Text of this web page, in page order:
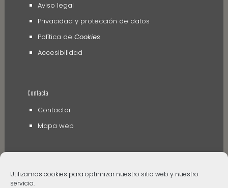
Utilizamos cookies para optimizar nuestro sitio web y nuestro
servicio.
Aviso legal
Privacidad y protección de datos
Política de Cookies
Accesibilidad
Contacta
Contactar
Mapa web